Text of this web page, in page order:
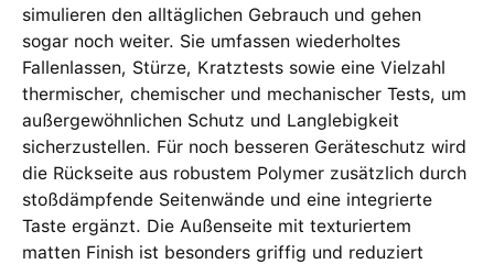
simulieren den alltäglichen Gebrauch und gehen
sogar noch weiter. Sie umfassen wiederholtes
Fallenlassen, Stürze, Kratztests sowie eine Vielzahl
thermischer, chemischer und mechanischer Tests, um
außergewöhnlichen Schutz und Langlebigkeit
sicherzustellen. Für noch besseren Geräteschutz wird
die Rückseite aus robustem Polymer zusätzlich durch
stoßdämpfende Seitenwände und eine integrierte
Taste ergänzt. Die Außenseite mit texturiertem
matten Finish ist besonders griffig und reduziert